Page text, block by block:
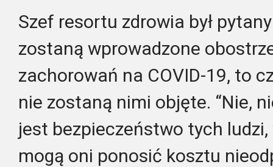
Szef resortu zdrowia był
zostaną wprowadzone
zachorowań na COVID-19, to
nie zostaną nimi objęte. “Nie,
jest bezpieczeństwo tych
mogą oni ponosić kosztu